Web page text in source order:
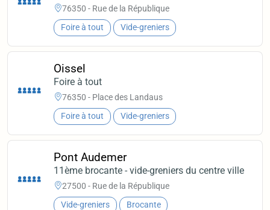
76350 - Rue de la République
Foire à tout Vide-greniers
Oissel
Foire à tout
76350 - Place des Landaus
Foire à tout Vide-greniers
Pont Audemer
11ème brocante - vide-greniers du centre ville
27500 - Rue de la République
Vide-greniers Brocante